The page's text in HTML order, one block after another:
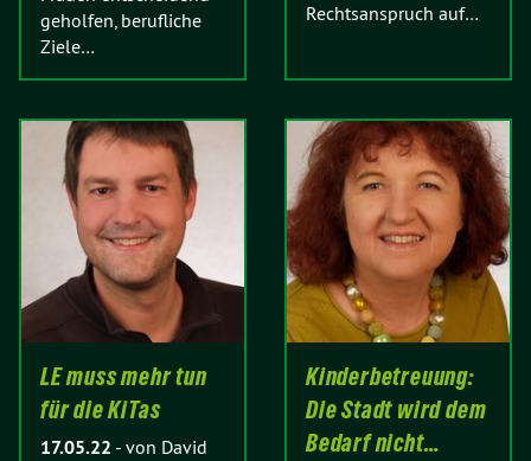
geholfen, berufliche
Ziele…
Rechtsanspruch auf…
LE muss mehr tun
für die KiTas
17.05.22 - von David
Kinderbetreuung:
Die Stadt wird dem
Bedarf nicht…